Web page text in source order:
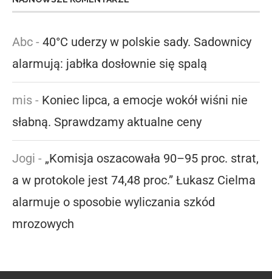
Abc - 40°C uderzy w polskie sady. Sadownicy
alarmują: jabłka dosłownie się spalą
mis - Koniec lipca, a emocje wokół wiśni nie
słabną. Sprawdzamy aktualne ceny
Jogi - „Komisja oszacowała 90–95 proc. strat,
a w protokole jest 74,48 proc.” Łukasz Cielma
alarmuje o sposobie wyliczania szkód
mrozowych